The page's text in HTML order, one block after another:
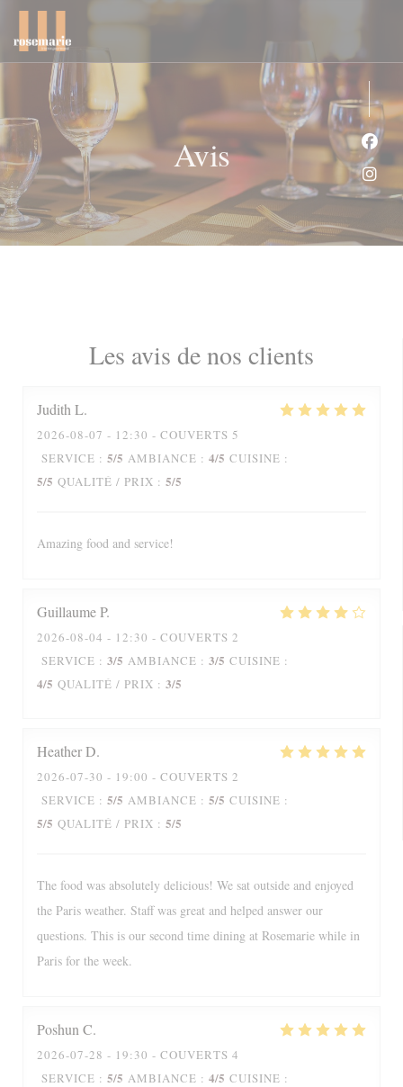
Personnalisation de vos choix en matière de cookies
Avis
Les avis de nos clients
Judith L
2026-08-07 - 12:30 - COUVERTS 5
SERVICE : 5/5 AMBIANCE : 4/5 CUISINE :
5/5 QUALITÉ / PRIX : 5/5
Amazing food and service!
GuillaumeP
2026-08-04 - 12:30 - COUVERTS 2
SERVICE : 3/5 AMBIANCE : 3/5 CUISINE :
4/5 QUALITÉ / PRIX : 3/5
HeatherD
2026-07-30 - 19:00 - COUVERTS 2
SERVICE : 5/5 AMBIANCE : 5/5 CUISINE :
5/5 QUALITÉ / PRIX : 5/5
The food was absolutely delicious! We sat outside and enjoyed
the Paris weather. Staff was great and helped answer our
questions. This is our second time dining at Rosemarie while in
Paris for the week.
Poshun C
2026-07-28 - 19:30 - COUVERTS 4
SERVICE : 5/5 AMBIANCE : 4/5 CUISINE :